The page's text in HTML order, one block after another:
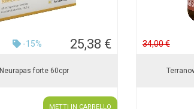
-15% 25,38 €
Neurapas forte 60cpr
METTI IN CARRELLO
34,00 €